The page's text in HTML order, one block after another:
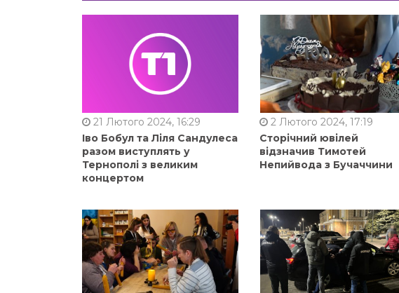
21 Лютого 2024, 16:29
Іво Бобул та Ліля Сандулеса
разом виступлять у
Тернополі з великим
концертом
2 Лютого 2024, 17:19
Сторічний ювілей
відзначив Тимотей
Непийвода з Бучаччини